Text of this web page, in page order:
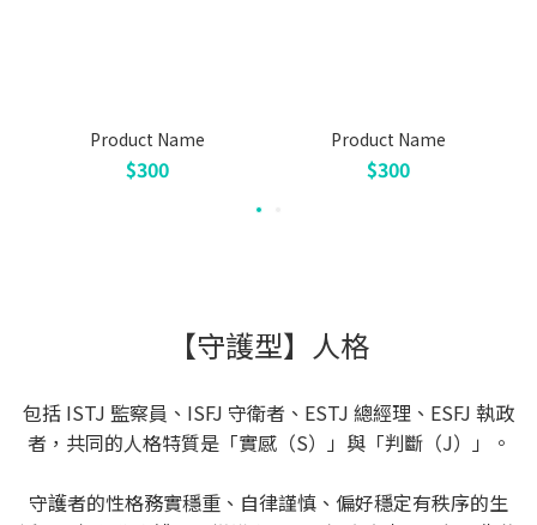
Product Name
$300
Product Name
$300
【守護型】人格
包括 ISTJ 監察員、ISFJ 守衛者、ESTJ 總經理、ESFJ 執政
者，共同的人格特質是「實感（S）」與「判斷（J）」。
守護者的性格務實穩重、自律謹慎、偏好穩定有秩序的生